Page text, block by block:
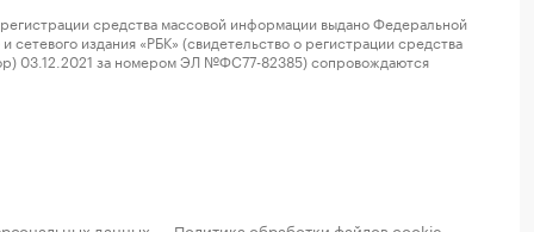
средства массовой информации выдано Федеральной
издания «РБК» (свидетельство о регистрации средства
03.12.2021 за номером ЭЛ №ФС77-82385) сопровождаются